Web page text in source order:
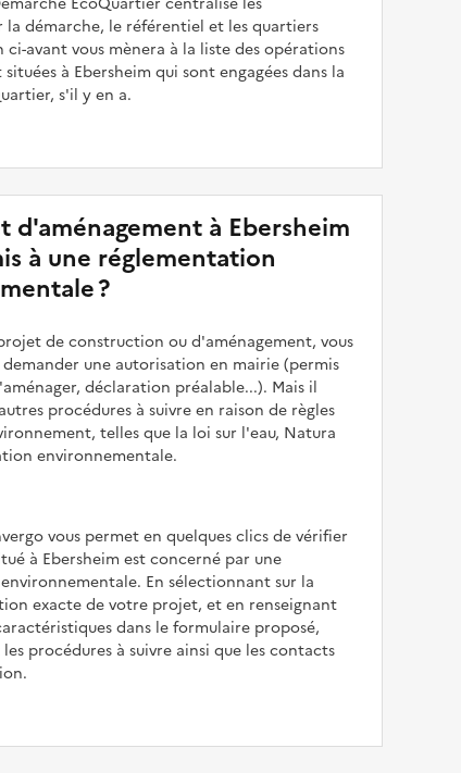
la démarche, le référentiel et les quartiers
ci-avant vous mènera à la liste des opérations
à Ebersheim qui sont engagées dans la
s'il y en a.
d'aménagement à Ebersheim
à une réglementation
?
de construction ou d'aménagement, vous
demander une autorisation en mairie (permis
déclaration préalable...). Mais il
procédures à suivre en raison de règles
telles que la loi sur l'eau, Natura
environnementale.
vous permet en quelques clics de vérifier
à Ebersheim est concerné par une
En sélectionnant sur la
exacte de votre projet, et en renseignant
dans le formulaire proposé,
procédures à suivre ainsi que les contacts